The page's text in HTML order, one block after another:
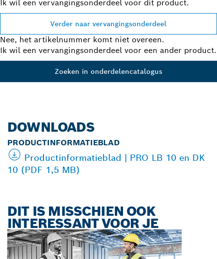
Ik wil een vervangingsonderdeel voor dit product.
Verder naar vervangingsonderdeel
Nee, het artikelnummer komt niet overeen.
Ik wil een vervangingsonderdeel voor een ander product.
Zoeken in onderdelencatalogus
DOWNLOADS
PRODUCTINFORMATIEBLAD
Productinformatieblad | PRO LB 10 en DK
10 (PDF 1,5 MB)
DIT IS MISSCHIEN OOK
INTERESSANT VOOR JE